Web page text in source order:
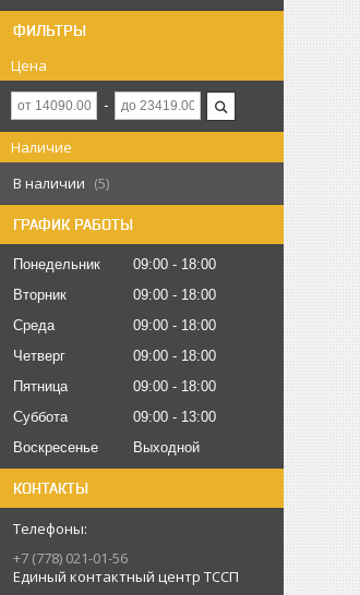
ФИЛЬТРЫ
Цена
Наличие
В наличии
5
ГРАФИК РАБОТЫ
Понедельник 09:00
18:00
Вторник
09:00
18:00
Среда
09:00
18:00
Четверг
09:00
18:00
Пятница
09:00
18:00
Суббота
09:00
13:00
Воскресенье
Выходной
КОНТАКТЫ
+7 (778) 021-01-56
Единый контактный центр ТССП